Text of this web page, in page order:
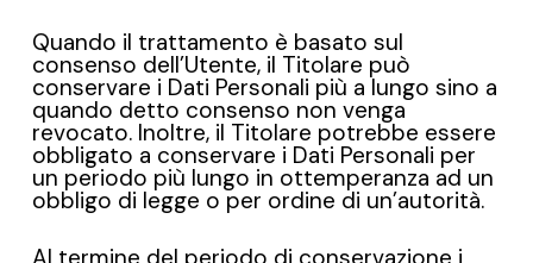
Quando il trattamento è basato sul
consenso dell’Utente, il Titolare può
conservare i Dati Personali più a lungo sino a
quando detto consenso non venga
revocato. Inoltre, il Titolare potrebbe essere
obbligato a conservare i Dati Personali per
un periodo più lungo in ottemperanza ad un
obbligo di legge o per ordine di un’autorità.
Al termine del periodo di conservazione i